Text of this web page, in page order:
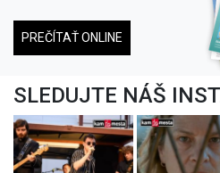
PREČÍTAŤ ONLINE
SLEDUJTE NÁŠ